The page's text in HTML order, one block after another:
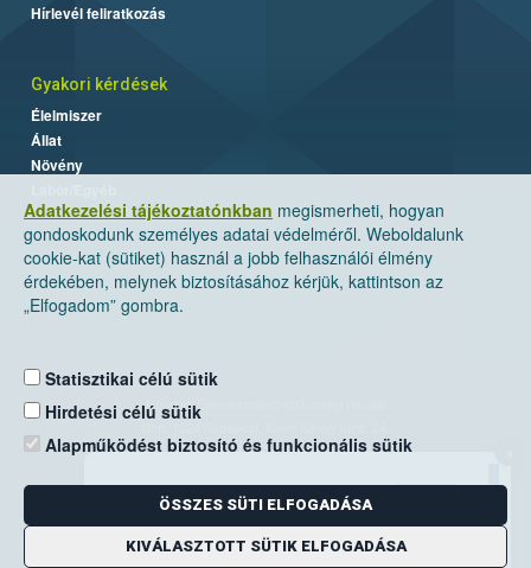
Adatkezelési tájékoztatónkban megismerheti, hogyan
gondoskodunk személyes adatai védelméről. Weboldalunk
cookie-kat (sütiket) használ a jobb felhasználói élmény
érdekében, melynek biztosításához kérjük, kattintson az
„Elfogadom” gombra.
Statisztikai célú sütik
Hirdetési célú sütik
Alapműködést biztosító és funkcionális sütik
ÖSSZES SÜTI ELFOGADÁSA
KIVÁLASZTOTT SÜTIK ELFOGADÁSA
Hírlevél feliratkozás
Gyakori kérdések
Élelmiszer
Állat
Növény
Nemzeti Élelmiszerlánc-biztonsági Hivatal
Levelezési cím: 1525 Budapest. Pf. 30.
E-mail:ugyfelszolgalat@nebih.gov.hu
Zöld szám: 06-80/263-244
Telefon: 06-1/ 336-9000